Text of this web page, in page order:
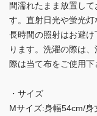
間濡れたまま放置し
す。直射日光や蛍光灯
長時間の照射はお避
ります。洗濯の際は
際は当て布をご使用下
・サイズ
Mサイズ:身幅54cm/